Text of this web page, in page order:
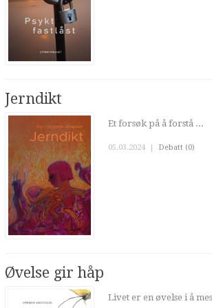
Jerndikt
Et forsøk på å forstå ...
05.03.2024 | Debatt (0)
Øvelse gir håp
Livet er en øvelse i å